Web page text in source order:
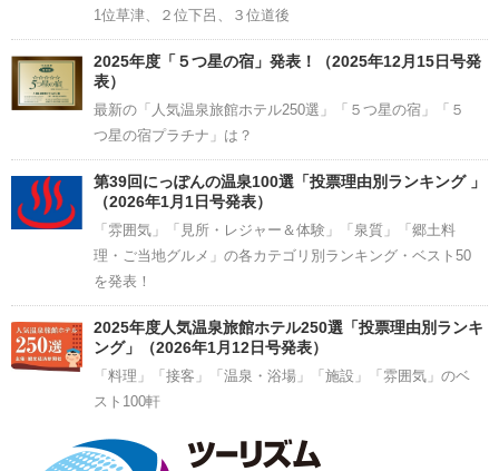
1位草津、２位下呂、３位道後
2025年度「５つ星の宿」発表！（2025年12月15日号発
表）
最新の「人気温泉旅館ホテル250選」「５つ星の宿」「５
つ星の宿プラチナ」は？
第39回にっぽんの温泉100選「投票理由別ランキング 」
（2026年1月1日号発表）
「雰囲気」「見所・レジャー＆体験」「泉質」「郷土料
理・ご当地グルメ」の各カテゴリ別ランキング・ベスト50
を発表！
2025年度人気温泉旅館ホテル250選「投票理由別ランキ
ング」（2026年1月12日号発表）
「料理」「接客」「温泉・浴場」「施設」「雰囲気」のベ
スト100軒